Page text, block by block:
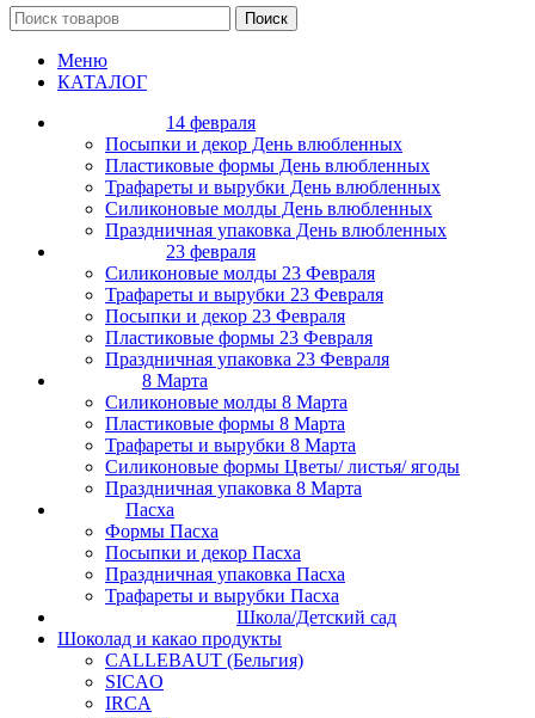
Поиск
Меню
КАТАЛОГ
14 февраля
Посыпки и декор День влюбленных
Пластиковые формы День влюбленных
Трафареты и вырубки День влюбленных
Силиконовые молды День влюбленных
Праздничная упаковка День влюбленных
23 февраля
Силиконовые молды 23 Февраля
Трафареты и вырубки 23 Февраля
Посыпки и декор 23 Февраля
Пластиковые формы 23 Февраля
Праздничная упаковка 23 Февраля
8 Марта
Силиконовые молды 8 Марта
Пластиковые формы 8 Марта
Трафареты и вырубки 8 Марта
Силиконовые формы Цветы/ листья/ ягоды
Праздничная упаковка 8 Марта
Пасха
Формы Пасха
Посыпки и декор Пасха
Праздничная упаковка Пасха
Трафареты и вырубки Пасха
Школа/Детский сад
Шоколад и какао продукты
CALLEBAUT (Бельгия)
SICAO
IRCA